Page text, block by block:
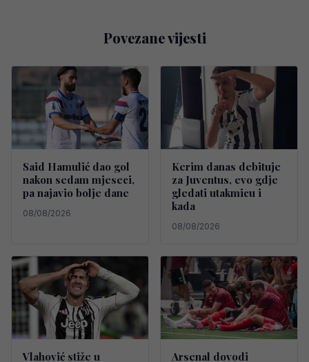
Povezane vijesti
Said Hamulić dao gol
nakon sedam mjeseci,
pa najavio bolje dane
08/08/2026
Kerim danas debituje
za Juventus, evo gdje
gledati utakmicu i
kada
08/08/2026
Vlahović stiže u Arsenal dovodi